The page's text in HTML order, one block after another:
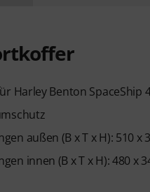
Harley Benton SpaceShip
außen (B x T x H): 510 x
innen (B x T x H): 480 x